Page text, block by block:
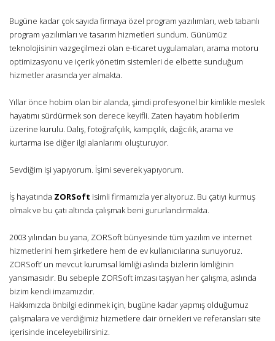
Bugüne kadar çok sayıda firmaya özel program yazılımları, web tabanlı
program yazılımları ve tasarım hizmetleri sundum. Günümüz
teknolojisinin vazgeçilmezi olan e-ticaret uygulamaları, arama motoru
optimizasyonu ve içerik yönetim sistemleri de elbette sunduğum
hizmetler arasında yer almakta.
Yıllar önce hobim olan bir alanda, şimdi profesyonel bir kimlikle meslek
hayatımı sürdürmek son derece keyifli. Zaten hayatım hobilerim
üzerine kurulu. Dalış, fotoğrafçılık, kampçılık, dağcılık, arama ve
kurtarma ise diğer ilgi alanlarımı oluşturuyor.
Sevdiğim işi yapıyorum. İşimi severek yapıyorum.
İş hayatında ZORSoft isimli firmamızla yer alıyoruz. Bu çatıyı kurmuş
olmak ve bu çatı altında çalışmak beni gururlandırmakta.
2003 yılından bu yana, ZORSoft bünyesinde tüm yazılım ve internet
hizmetlerini hem şirketlere hem de ev kullanıcılarına sunuyoruz.
ZORSoft’ un mevcut kurumsal kimliği aslında bizlerin kimliğinin
yansımasıdır. Bu sebeple ZORSoft imzası taşıyan her çalışma, aslında
bizim kendi imzamızdır.
Hakkımızda önbilgi edinmek için, bugüne kadar yapmış olduğumuz
çalışmalara ve verdiğimiz hizmetlere dair örnekleri ve referansları site
içerisinde inceleyebilirsiniz.